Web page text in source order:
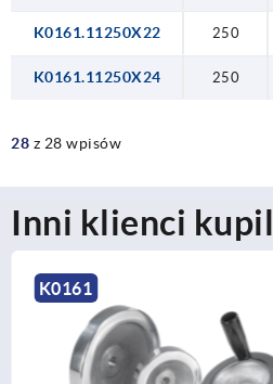
K0161.11250X22 250
K0161.11250X24 250
28 z 28 wpisów
Inni klienci
K0256